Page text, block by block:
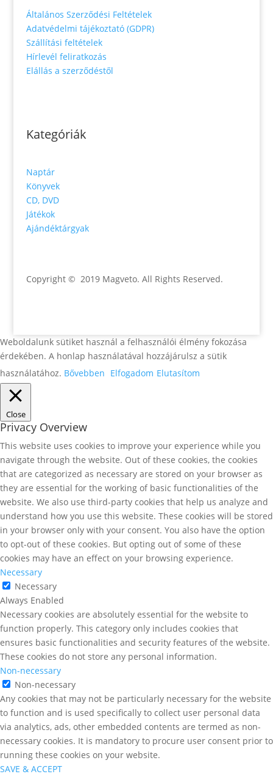
Általános Szerződési Feltételek
Adatvédelmi tájékoztató (GDPR)
Szállítási feltételek
Hírlevél feliratkozás
Elállás a szerződéstől
Kategóriák
Naptár
Könyvek
CD, DVD
Játékok
Ajándéktárgyak
Copyright © 2019 Magveto. All Rights Reserved.
Weboldalunk sütiket használ a felhasználói élmény fokozása
érdekében. A honlap használatával hozzájárulsz a sütik
használatához. Bővebben Elfogadom Elutasítom
Close
Privacy Overview
This website uses cookies to improve your experience while you
navigate through the website. Out of these cookies, the cookies
that are categorized as necessary are stored on your browser as
they are essential for the working of basic functionalities of the
website. We also use third-party cookies that help us analyze and
understand how you use this website. These cookies will be stored
in your browser only with your consent. You also have the option
to opt-out of these cookies. But opting out of some of these
cookies may have an effect on your browsing experience.
Necessary
Necessary
Always Enabled
Necessary cookies are absolutely essential for the website to
function properly. This category only includes cookies that
ensures basic functionalities and security features of the website.
These cookies do not store any personal information.
Non-necessary
Non-necessary
Any cookies that may not be particularly necessary for the website
to function and is used specifically to collect user personal data
via analytics, ads, other embedded contents are termed as non-
necessary cookies. It is mandatory to procure user consent prior to
running these cookies on your website.
SAVE & ACCEPT